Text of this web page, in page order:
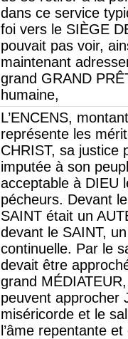
dans ce service
foi vers le SIÈGE
pouvait pas voir,
maintenant
grand GRAND
humaine,
L’ENCENS,
représente les
CHRIST, sa justice
imputée à son
acceptable à DIEU
pécheurs. Devant
SAINT était un
devant le SAINT,
continuelle. Par le
devait être
grand
peuvent approcher
miséricorde et le
l’âme repentante